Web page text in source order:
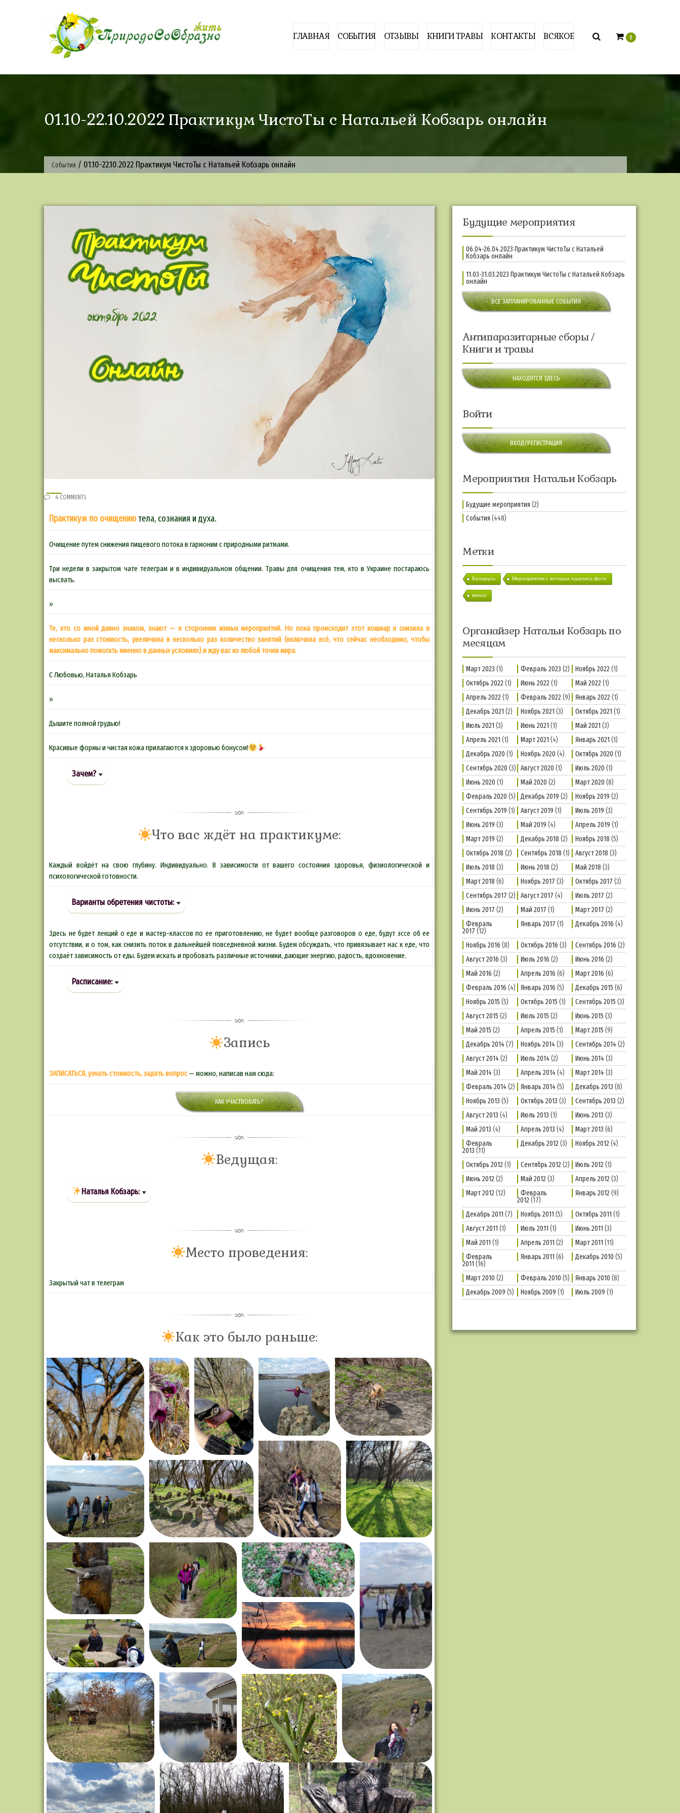
ГЛАВНАЯ СОБЫТИЯ ОТЗЫВЫ КНИГИ ТРАВЫ КОНТАКТЫ ВСЯКОЕ 0
01.10-22.10.2022 Практикум ЧистоТы с Натальей Кобзарь онлайн
События / 01.10-22.10.2022 Практикум ЧистоТы с Натальей Кобзарь онлайн
4 COMMENTS
Практикум по очищениютела, сознания и духа.
Очищение путем снижения пищевого потока в гармонии с природными ритмами.
Три недели в закрытом чате телеграм и в индивидуальном общении. Травы для очищения тем, кто в Украине постараюсь
выслать.
»
Те, кто со мной давно знаком, знают — я сторонник живых мероприятий. Но пока происходит этот кошмар я снизила в
несколько раз стоимость, увеличила в несколько раз количество занятий (включила всё, что сейчас необходимо, чтобы
максимально помогать именно в данных условиях) и жду вас из любой точки мира.
С Любовью, Наталья Кобзарь
»
Дышите полной грудью!
Красивые формы и чистая кожа прилагаются к здоровью бонусом!
Зачем?
Что вас ждёт на практикуме:
Каждый войдёт на свою глубину. Индивидуально. В зависимости от вашего состояния здоровья, физиологической и
психологической готовности.
Варианты обретения чистоты:
Здесь не будет лекций о еде и мастер-классов по ее приготовлению, не будет вообще разговоров о еде, будут эссе об ее
отсутствии, и о том, как снизить поток в дальнейшей повседневной жизни. Будем обсуждать, что привязывает нас к еде, что
создаёт зависимость от еды. Будем искать и пробовать различные источники, дающие энергию, радость, вдохновение.
Расписание:
Запись
ЗАПИСАТЬСЯ, узнать стоимость, задать вопрос— можно, написав нам сюда:
КАК УЧАСТВОВАТЬ?
Ведущая:
Наталья Кобзарь:
Место проведения:
Закрытый чат в телеграм
Как это было раньше:
Будущие мероприятия
06.04-26.04.2023 Практикум ЧистоТы с Натальей
Кобзарь онлайн
11.03-31.03.2023 Практикум ЧистоТы с Натальей Кобзарь
онлайн
ВСЕ ЗАПЛАНИРОВАННЫЕ СОБЫТИЯ
Антипаразитарные сборы /
Книги и травы
НАХОДЯТСЯ ЗДЕСЬ
Войти
ВХОД/РЕГИСТРАЦИЯ
Мероприятия Натальи Кобзарь
Будущие мероприятия (2)
События (448)
Метки
Беларусь Мероприятия с которых нашлись фото
минск
Органайзер Натальи Кобзарь по
месяцам
Март 2023 (1) Февраль 2023 (2) Ноябрь 2022(1)
Октябрь 2022(1) Июнь 2022(1) Май 2022(1)
Апрель 2022(1) Февраль 2022(9) Январь 2022(1)
Декабрь 2021 (2) Ноябрь 2021 (3) Октябрь 2021 (1)
Июль 2021 (3) Июнь 2021 (1) Май 2021 (3)
Апрель 2021 (1) Март 2021 (4) Январь 2021 (1)
Декабрь 2020 (1) Ноябрь 2020 (4) Октябрь 2020 (1)
Сентябрь 2020 (3) Август 2020 (1) Июль 2020 (1)
Июнь 2020 (1) Май 2020 (2) Март 2020 (8)
Февраль 2020 (5) Декабрь 2019 (2) Ноябрь 2019 (2)
Сентябрь 2019 (1) Август 2019 (1) Июль 2019 (3)
Июнь 2019 (3) Май 2019 (4) Апрель 2019 (1)
Март 2019 (2) Декабрь 2018 (2) Ноябрь 2018 (5)
Октябрь 2018 (2) Сентябрь 2018 (1) Август 2018 (3)
Июль 2018 (3) Июнь 2018 (2) Май 2018 (3)
Март 2018 (6) Ноябрь 2017 (3) Октябрь 2017 (3)
Сентябрь 2017 (2) Август 2017 (4) Июль 2017 (2)
Июнь 2017 (2) Май 2017 (1) Март 2017 (2)
Февраль
2017 (12)
Январь 2017 (1) Декабрь 2016 (4)
Ноябрь 2016 (8) Октябрь 2016 (3) Сентябрь 2016 (2)
Август 2016 (3) Июль 2016 (2) Июнь 2016 (2)
Май 2016 (2) Апрель 2016 (6) Март 2016 (6)
Февраль 2016 (4) Январь 2016 (5) Декабрь 2015 (6)
Ноябрь 2015 (5) Октябрь 2015 (1) Сентябрь 2015 (3)
Август 2015 (2) Июль 2015 (2) Июнь 2015 (3)
Май 2015 (2) Апрель 2015 (1) Март 2015 (9)
Декабрь 2014 (7) Ноябрь 2014 (3) Сентябрь 2014 (2)
Август 2014 (2) Июль 2014 (2) Июнь 2014 (3)
Май 2014 (3) Апрель 2014 (4) Март 2014 (3)
Февраль 2014 (2) Январь 2014 (5) Декабрь 2013 (8)
Ноябрь 2013 (5) Октябрь 2013 (3) Сентябрь 2013 (2)
Август 2013 (4) Июль 2013 (1) Июнь 2013 (3)
Май 2013 (4) Апрель 2013 (4) Март 2013 (6)
Февраль
2013 (11)
Декабрь 2012(3) Ноябрь 2012(4)
Октябрь 2012(1) Сентябрь 2012(2) Июль 2012(1)
Июнь 2012(2) Май 2012(3) Апрель 2012(3)
Март 2012(12)
Февраль
2012(17)
Январь 2012(9)
Декабрь 2011 (7) Ноябрь 2011 (5) Октябрь 2011 (1)
Август 2011 (1) Июль 2011 (1) Июнь 2011 (3)
Май 2011 (1) Апрель 2011 (2) Март 2011 (11)
Февраль
2011 (16)
Январь 2011 (6) Декабрь 2010 (5)
Март 2010 (2) Февраль 2010 (5) Январь 2010 (8)
Декабрь 2009 (5) Ноябрь 2009 (1) Июль 2009 (1)